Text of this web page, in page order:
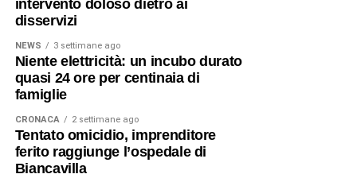
intervento doloso dietro ai
disservizi
NEWS 3 settimane ago
Niente elettricità: un incubo durato
quasi 24 ore per centinaia di
famiglie
CRONACA 2 settimane ago
Tentato omicidio, imprenditore
ferito raggiunge l’ospedale di
Biancavilla